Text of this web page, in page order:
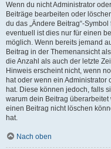
Wenn du nicht Administrator
Beiträge bearbeiten oder
du das „Ändere Beitrag“-
eventuell ist dies nur für einen
möglich. Wenn bereits jemand
Beitrag in der Themenansicht
die Anzahl als auch der letzte
Hinweis erscheint nicht, wenn
hat oder wenn ein
hat. Diese können jedoch, falls
warum dein Beitrag
einen Beitrag nicht löschen
hat.
Nach oben